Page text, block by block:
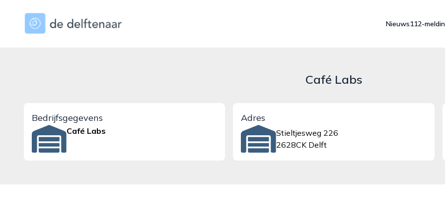
dedelftenaar.nl
Nieuws112-
Café Labs
Bedrijfsgegevens
Café Labs
Adres
Stieltjesweg 226
2628CK Delft